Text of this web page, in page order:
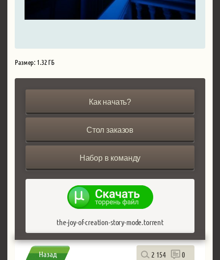
Размер: 1.32 ГБ
Как начать?
Стол заказов
Набор в команду
the-joy-of-creation-story-mode.torrent
Назад 2 154 0